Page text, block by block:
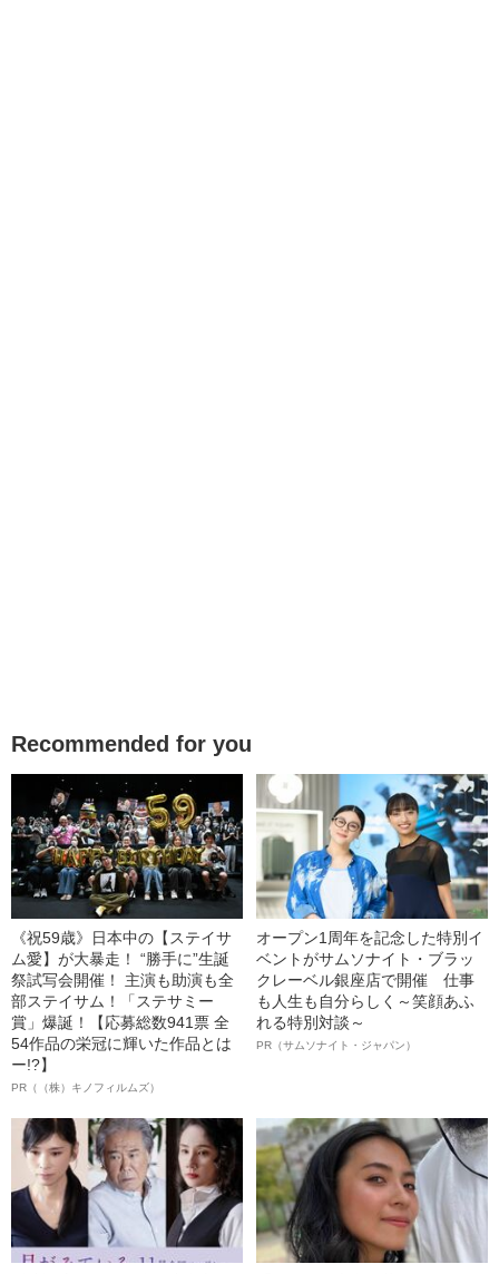
Recommended for you
《祝59歳》日本中の【ステイサ
ム愛】が大暴走！ “勝手に”生誕
祭試写会開催！ 主演も助演も全
部ステイサム！「ステサミー
賞」爆誕！【応募総数941票 全
54作品の栄冠に輝いた作品とは
ー!?】
PR（（株）キノフィルムズ）
オープン1周年を記念した特別イ
ベントがサムソナイト・ブラッ
クレーベル銀座店で開催 仕事
も人生も自分らしく～笑顔あふ
れる特別対談～
PR（サムソナイト・ジャパン）